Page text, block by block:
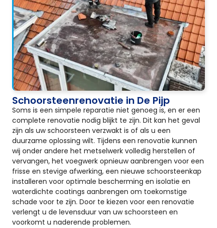
Schoorsteenrenovatie in De Pijp
Soms is een simpele reparatie niet genoeg is, en er een
complete renovatie nodig blijkt te zijn. Dit kan het geval
zijn als uw schoorsteen verzwakt is of als u een
duurzame oplossing wilt. Tijdens een renovatie kunnen
wij onder andere het metselwerk volledig herstellen of
vervangen, het voegwerk opnieuw aanbrengen voor een
frisse en stevige afwerking, een nieuwe schoorsteenkap
installeren voor optimale bescherming en isolatie en
waterdichte coatings aanbrengen om toekomstige
schade voor te zijn. Door te kiezen voor een renovatie
verlengt u de levensduur van uw schoorsteen en
voorkomt u naderende problemen.